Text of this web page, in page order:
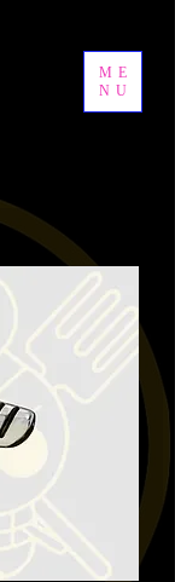
ME
NU